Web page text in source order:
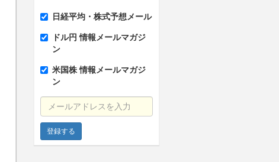
日経平均・株式予想メール
ドル円 情報メールマガジ
ン
米国株 情報メールマガジ
ン
メールアドレスを入力